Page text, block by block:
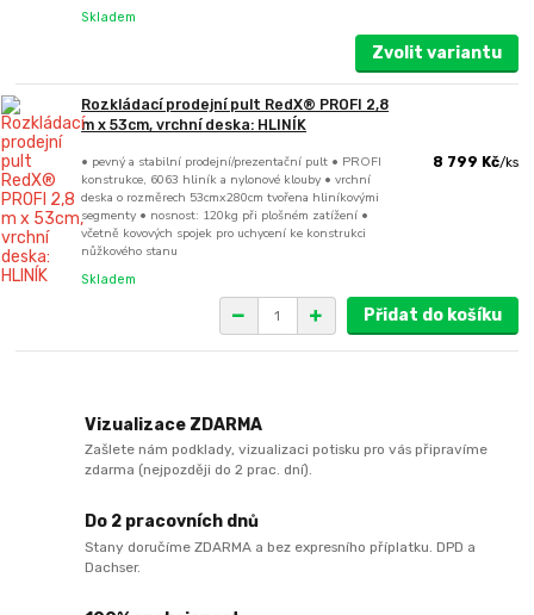
Skladem
Zvolit variantu
Rozkládací prodejní pult RedX® PROFI 2,8
m x 53cm, vrchní deska: HLINÍK
• pevný a stabilní prodejní/prezentační pult • PROFI
konstrukce, 6063 hliník a nylonové klouby • vrchní
deska o rozměrech 53cmx280cm tvořena hliníkovými
segmenty • nosnost: 120kg při plošném zatížení •
včetně kovových spojek pro uchycení ke konstrukci
nůžkového stanu
8 799 Kč/ks
Skladem
Přidat do košíku
Vizualizace ZDARMA
Zašlete nám podklady, vizualizaci potisku pro vás připravíme
zdarma (nejpozději do 2 prac. dní).
Do 2 pracovních dnů
Stany doručíme ZDARMA a bez expresního příplatku. DPD a
Dachser.